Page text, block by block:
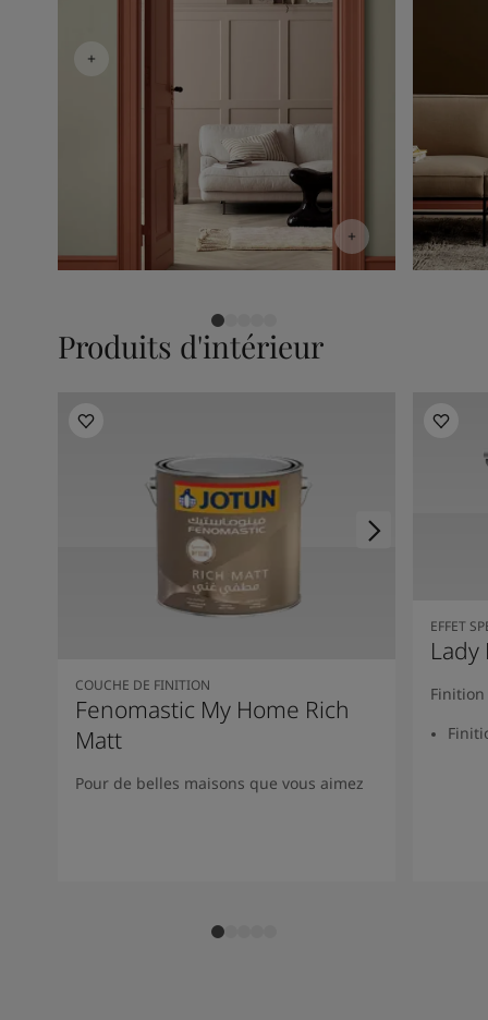
Produits d'intérieur
COUCHE DE FINITION
Fenomastic My Home Rich
Matt
Pour de belles maisons que vous aimez
EFFET
Lady